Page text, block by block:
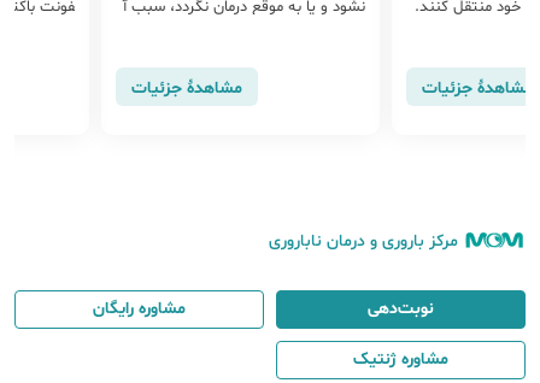
درمان نگردد، سبب آ
کمی نگران کننده خو
مشاهدهٔ جزئیات
فونت باکتریایی، عفونت ویروسی یا عفون
مشاهدهٔ جزئیات
د.
مرکز باروری و درمان ناباروری
نوبت‌دهی مشاوره رایگان
مشاوره ژنتیک